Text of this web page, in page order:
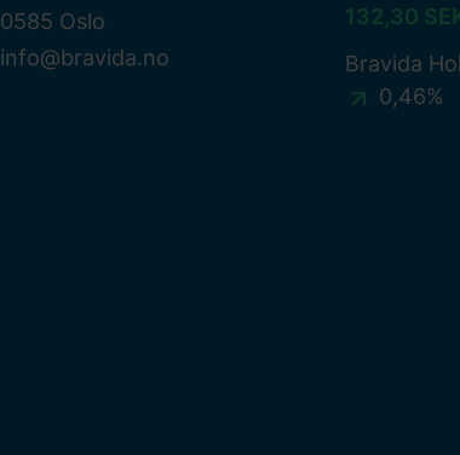
0585 Oslo
info@bravida.no
132,30
Bravida
0,46%